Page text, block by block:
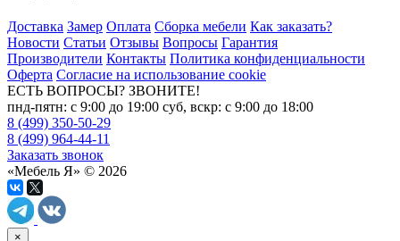
Доставка Замер Оплата Сборка мебели Как заказать?
Новости Статьи Отзывы Вопросы Гарантия
Производители Контакты Политика конфиденциальности
Оферта Согласие на использование cookie
ЕСТЬ ВОПРОСЫ? ЗВОНИТЕ!
пнд-пятн: с 9:00 до 19:00 суб, вскр: с 9:00 до 18:00
8 (499) 350-50-29
8 (499) 964-44-11
Заказать звонок
«Мебель Я» © 2026
×